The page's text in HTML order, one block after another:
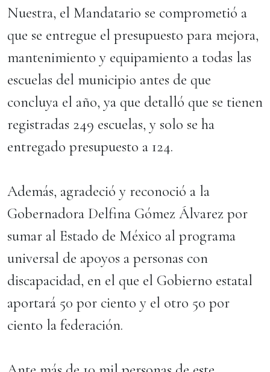
Nuestra, el Mandatario se comprometió a
que se entregue el presupuesto para mejora,
mantenimiento y equipamiento a todas las
escuelas del municipio antes de que
concluya el año, ya que detalló que se tienen
registradas 249 escuelas, y solo se ha
entregado presupuesto a 124.
Además, agradeció y reconoció a la
Gobernadora Delfina Gómez Álvarez por
sumar al Estado de México al programa
universal de apoyos a personas con
discapacidad, en el que el Gobierno estatal
aportará 50 por ciento y el otro 50 por
ciento la federación.